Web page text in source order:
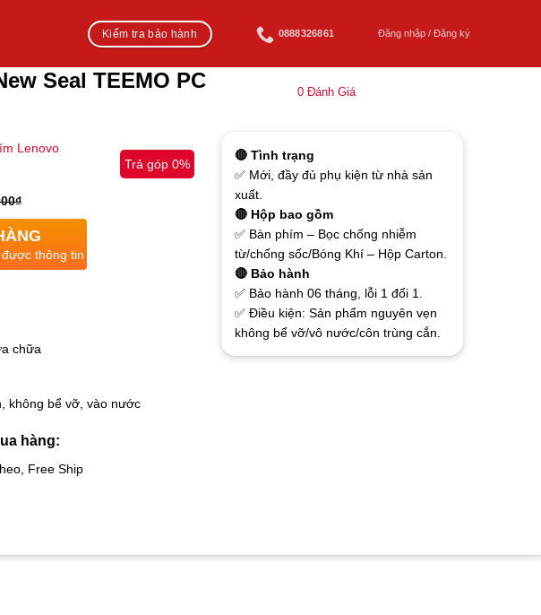
Kiểm tra bảo hành 0888326861 Đăng nhập / Đăng ký
Seal TEEMO PC
0 Đánh Giá
Lenovo
₫
Trả góp 0%
thông tin
chữa
không bể vỡ, vào nước
hàng:
Free Ship
🔴 Tình trạng
✅ Mới, đầy đủ phụ kiện từ nhà sản
xuất.
🔴 Hộp bao gồm
✅ Bàn phím – Bọc chống nhiễm
từ/chống sốc/Bóng Khí – Hộp Carton.
🔴 Bảo hành
✅ Bảo hành 06 tháng, lỗi 1 đổi 1.
✅ Điều kiện: Sản phẩm nguyên vẹn
không bể vỡ/vô nước/côn trùng cắn.